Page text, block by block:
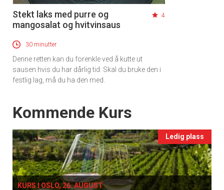
Stekt laks med purre og
mangosalat og hvitvinsaus
4
30 minutter
Denne retten kan du forenkle ved å kutte ut
sausen hvis du har dårlig tid. Skal du bruke den i
festlig lag, må du ha den med.
Events
Kommende Kurs
Ledig plass
KURS I OSLO, 26. AUGUST